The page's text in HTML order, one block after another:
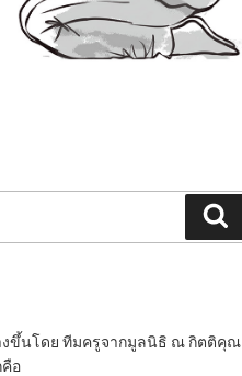
งขึ้นโดย ทีมครูจากมูลนิธิ ณ กิตติคุณ
อ